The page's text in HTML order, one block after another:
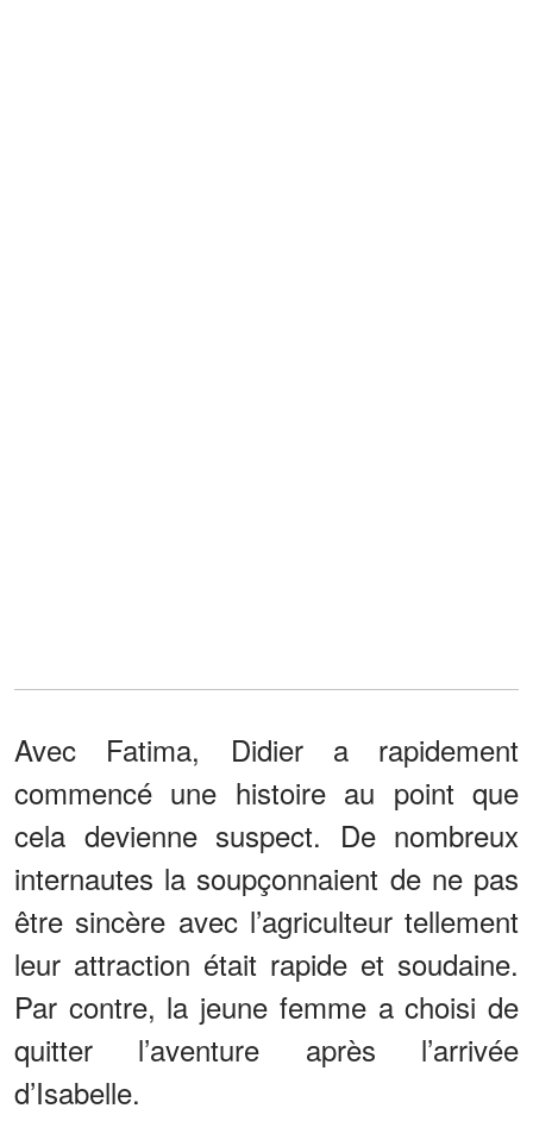
Avec Fatima, Didier a rapidement
commencé une histoire au point que
cela devienne suspect. De nombreux
internautes la soupçonnaient de ne pas
être sincère avec l’agriculteur tellement
leur attraction était rapide et soudaine.
Par contre, la jeune femme a choisi de
quitter l’aventure après l’arrivée
d’Isabelle.